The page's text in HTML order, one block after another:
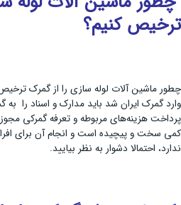
ترخیص کنیم؟
چطور ماشین آلات لوله سازی را از گمرک
وارد گمرک ایران شد باید مدارک و اسناد را
پرداخت هزینه‌های مربوطه و تعرفه گمرکی
کمی سخت و پیچیده است و انجام آن برای
ندارد، احتمالا دشوار به نظر بیایید.